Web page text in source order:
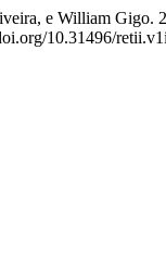
e William Gigo.
10.31496/